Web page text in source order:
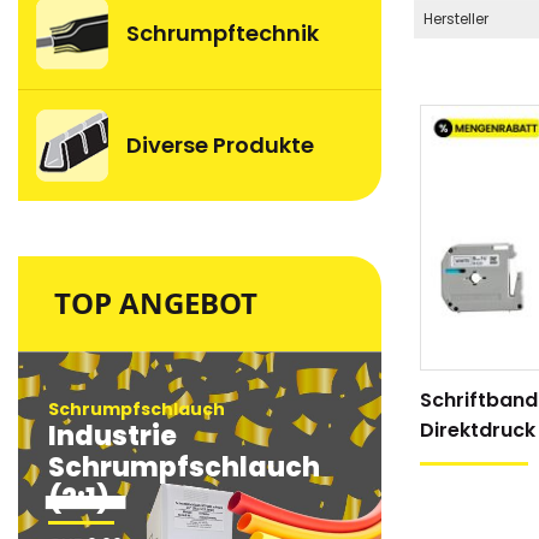
TOP ANGEBOT
Schrumpfschlauch
Industrie
Schrumpfschlauch
(2:1)
Industrie
Schrumpftechnik
Diverse Produkte
Hersteller
Schriftband
Direktdruck